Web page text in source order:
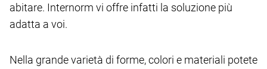
abitare. Internorm vi offre infatti la soluzione più
adatta a voi.
Nella grande varietà di forme, colori e materiali potete